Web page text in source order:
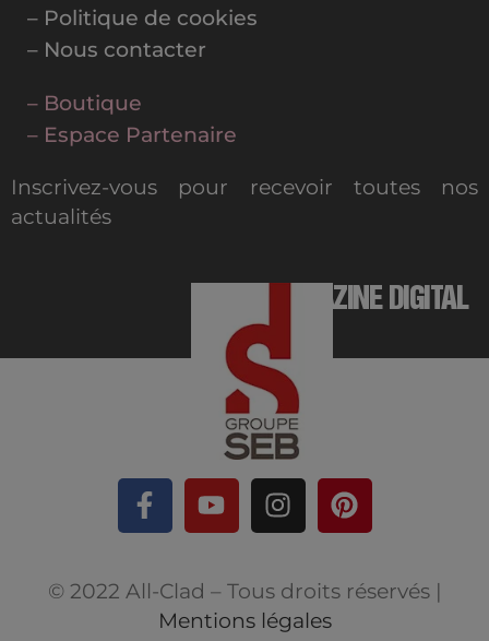
– Politique de cookies
– Nous contacter
– Boutique
– Espace Partenaire
Inscrivez-vous pour recevoir toutes nos
actualités
MAGAZINE DIGITAL
© 2022 All-Clad – Tous droits réservés |
Mentions légales